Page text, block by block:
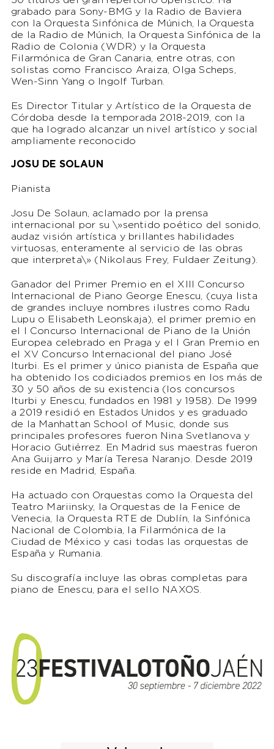
grabado para Sony-BMG y la Radio de Baviera
con la Orquesta Sinfónica de Múnich, la Orquesta
de la Radio de Múnich, la Orquesta Sinfónica de la
Radio de Colonia (WDR) y la Orquesta
Filarmónica de Gran Canaria, entre otras, con
solistas como Francisco Araiza, Olga Scheps,
Wen-Sinn Yang o Ingolf Turban.
Es Director Titular y Artístico de la Orquesta de
Córdoba desde la temporada 2018-2019, con la
que ha logrado alcanzar un nivel artístico y social
ampliamente reconocido
JOSU DE SOLAUN
Pianista
Josu De Solaun, aclamado por la prensa
internacional por su \»sentido poético del sonido,
audaz visión artística y brillantes habilidades
virtuosas, enteramente al servicio de las obras
que interpreta\» (Nikolaus Frey, Fuldaer Zeitung).
Ganador del Primer Premio en el XIII Concurso
Internacional de Piano George Enescu, (cuya lista
de grandes incluye nombres ilustres como Radu
Lupu o Elisabeth Leonskaja), el primer premio en
el I Concurso Internacional de Piano de la Unión
Europea celebrado en Praga y el I Gran Premio en
el XV Concurso Internacional del piano José
Iturbi. Es el primer y único pianista de España que
ha obtenido los codiciados premios en los más de
30 y 50 años de su existencia (los concursos
Iturbi y Enescu, fundados en 1981 y 1958). De 1999
a 2019 residió en Estados Unidos y es graduado
de la Manhattan School of Music, donde sus
principales profesores fueron Nina Svetlanova y
Horacio Gutiérrez. En Madrid sus maestras fueron
Ana Guijarro y María Teresa Naranjo. Desde 2019
reside en Madrid, España.
Ha actuado con Orquestas como la Orquesta del
Teatro Mariinsky, la Orquestas de la Fenice de
Venecia, la Orquesta RTE de Dublín, la Sinfónica
Nacional de Colombia, la Filarmónica de la
Ciudad de México y casi todas las orquestas de
España y Rumania.
Su discografía incluye las obras completas para
piano de Enescu, para el sello NAXOS.